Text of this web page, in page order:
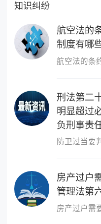
知识纠纷
航空法的
制度有哪
刑法第二
明显超过
负刑事责
房产过户
管理法第